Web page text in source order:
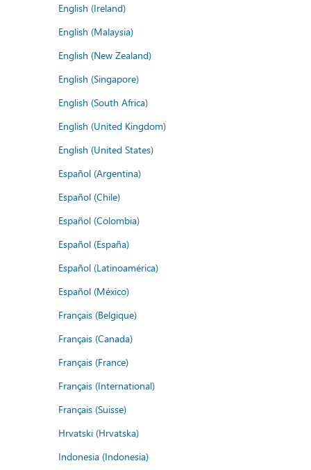
English (Ireland)
English (Malaysia)
English (New Zealand)
English (Singapore)
English (South Africa)
English (United Kingdom)
English (United States)
Español (Argentina)
Español (Chile)
Español (Colombia)
Español (España)
Español (Latinoamérica)
Español (México)
Français (Belgique)
Français (Canada)
Français (France)
Français (International)
Français (Suisse)
Hrvatski (Hrvatska)
Indonesia (Indonesia)